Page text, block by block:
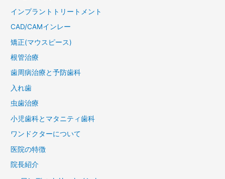
インプラントトリートメント
CAD/CAMインレー
矯正(マウスピース)
根管治療
歯周病治療と予防歯科
入れ歯
虫歯治療
小児歯科とマタニティ歯科
ワンドクターについて
医院の特徴
院長紹介